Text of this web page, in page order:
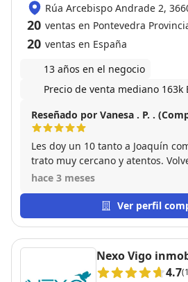
Rúa Arcebispo Andrade 2,
Arousa
20 ventas en Pontevedra
20 ventas en España
13 años en el negocio
Precio de venta mediano 163k
Reseñado por Vanesa . P. .
Les doy un 10 tanto a Joaquín
trato muy cercano y atentos.
dudarlo excelentes profesionales.
hace 3 meses
Ver perfil
Nexo Vigo
4.7